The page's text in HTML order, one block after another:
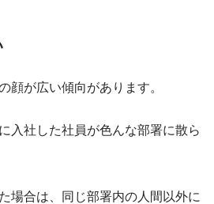
顔が広い傾向があります。
入社した社員が色んな部署に散ら
場合は、同じ部署内の人間以外に